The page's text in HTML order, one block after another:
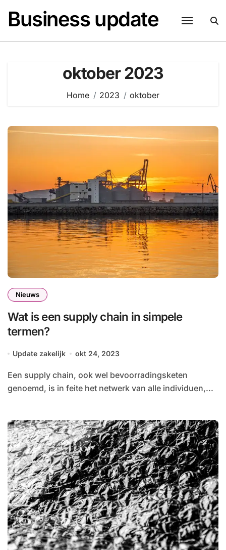
inhoud
Business update
oktober 2023
Home 2023 oktober
Nieuws
Wat is een supply chain in simpele
termen?
Update zakelijk okt 24, 2023
Een supply chain, ook wel bevoorradingsketen
genoemd, is in feite het netwerk van alle individuen,...